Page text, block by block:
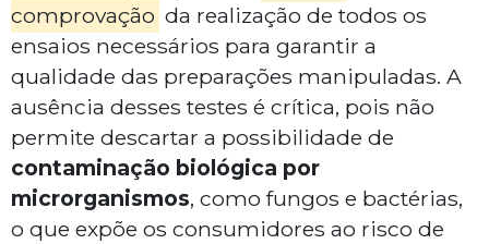
comprovação da realização de todos os
ensaios necessários para garantir a
qualidade das preparações manipuladas. A
ausência desses testes é crítica, pois não
permite descartar a possibilidade de
contaminação biológica por
microrganismos, como fungos e bactérias,
o que expõe os consumidores ao risco de